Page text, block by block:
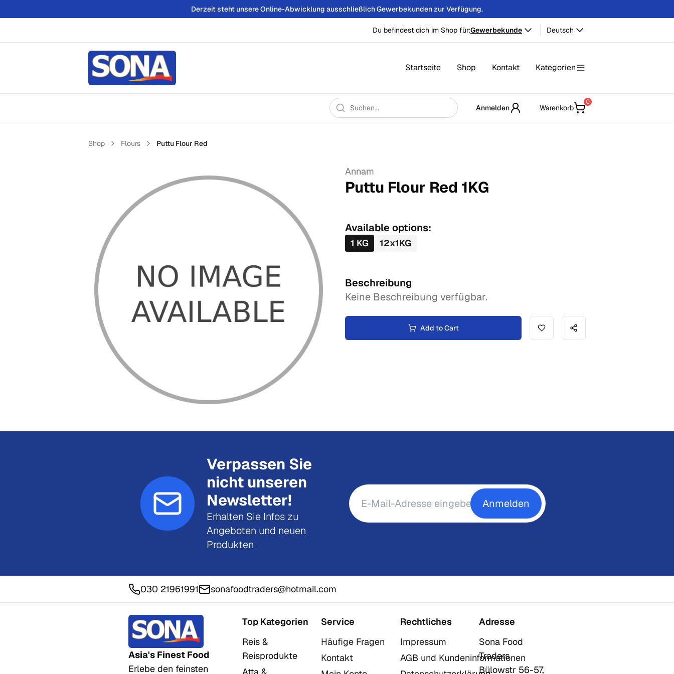
Derzeit steht unsere Online-Abwicklung ausschließlich Gewerbekunden zur Verfügung.
Du befindest dich im Shop für:Gewerbekunde Deutsch
Startseite Shop Kontakt Kategorien
Anmelden Warenkorb
0
Shop Flours Puttu Flour Red
Annam
Puttu Flour Red 1KG
Available options:
1 KG 12x1KG
Beschreibung
Keine Beschreibung verfügbar.
Add to Cart
Verpassen Sie
nicht unseren
Newsletter!
Erhalten Sie Infos zu
Angeboten und neuen
Produkten
Anmelden
030 21961991 sonafoodtraders@hotmail.com
Asia's Finest Food
Erlebe den feinsten
Top Kategorien
Reis &
Reisprodukte
Atta &
Service
Häufige Fragen
Kontakt
Rechtliches
Impressum
AGB und Kundeninformationen
Adresse
Sona Food
Traders
Bülowstr 56-57,